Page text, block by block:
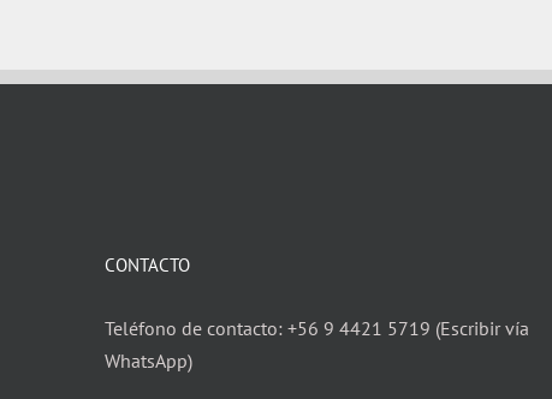
CONTACTO
Teléfono de contacto: +56 9 4421 5719 (Escribir vía
WhatsApp)